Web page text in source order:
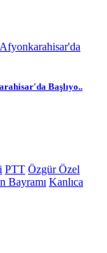
Başlıyo..
PTT Özgür Özel
Bayramı Kanlıca